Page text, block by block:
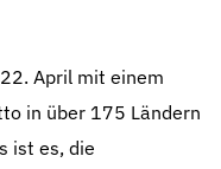
April mit einem
in über 175 Ländern
ist es, die